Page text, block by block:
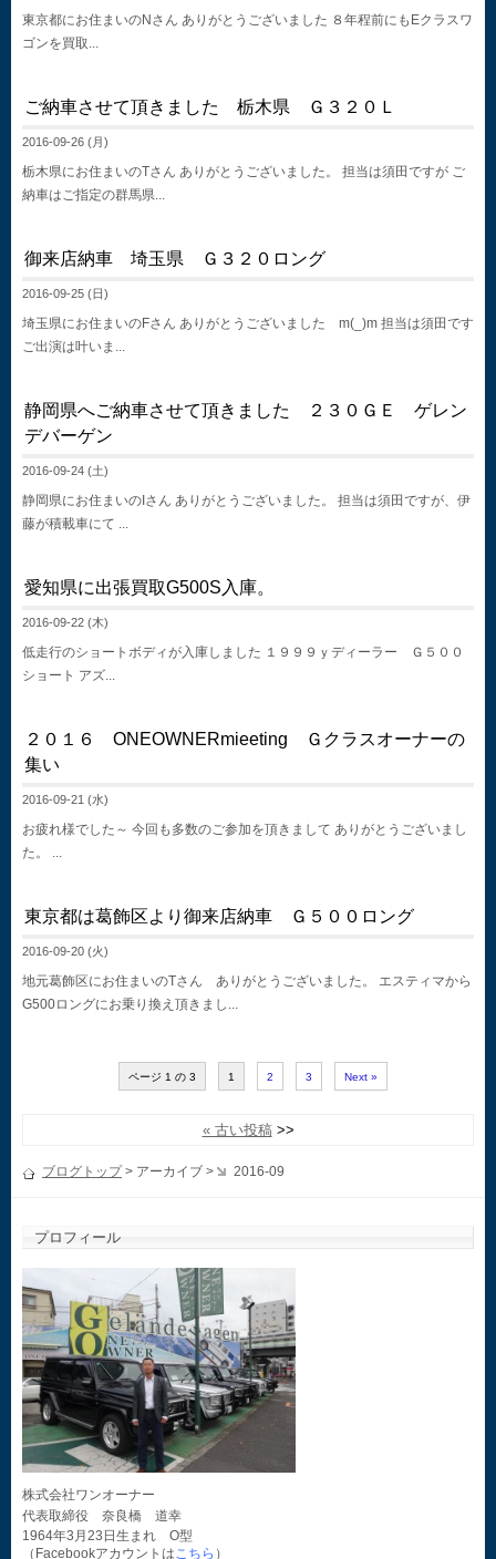
東京都にお住まいのNさん ありがとうございました ８年程前にもEクラスワ
ゴンを買取...
ご納車させて頂きました 栃木県 Ｇ３２０Ｌ
2016-09-26 (月)
栃木県にお住まいのTさん ありがとうございました。 担当は須田ですが ご
納車はご指定の群馬県...
御来店納車 埼玉県 Ｇ３２０ロング
2016-09-25 (日)
埼玉県にお住まいのFさん ありがとうございました m(_)m 担当は須田です
ご出演は叶いま...
静岡県へご納車させて頂きました ２３０ＧＥ ゲレン
デバーゲン
2016-09-24 (土)
静岡県にお住まいのIさん ありがとうございました。 担当は須田ですが、伊
藤が積載車にて ...
愛知県に出張買取G500S入庫。
2016-09-22 (木)
低走行のショートボディが入庫しました １９９９ｙディーラー Ｇ５００
ショート アズ...
２０１６ ONEOWNERmieeting Ｇクラスオーナーの
集い
2016-09-21 (水)
お疲れ様でした～ 今回も多数のご参加を頂きまして ありがとうございまし
た。 ...
東京都は葛飾区より御来店納車 Ｇ５００ロング
2016-09-20 (火)
地元葛飾区にお住まいのTさん ありがとうございました。 エスティマから
G500ロングにお乗り換え頂きまし...
ページ 1 の 3 1 2 3 Next »
« 古い投稿
ブログトップ> アーカイブ > 2016-09
プロフィール
株式会社ワンオーナー
代表取締役 奈良橋 道幸
1964年3月23日生まれ O型
（Facebookアカウントはこちら ）